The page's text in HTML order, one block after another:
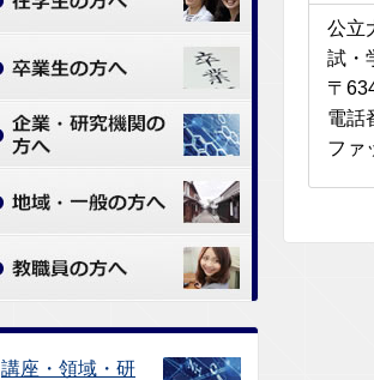
講座・領域・研
公立
試・
〒
電話
ファ